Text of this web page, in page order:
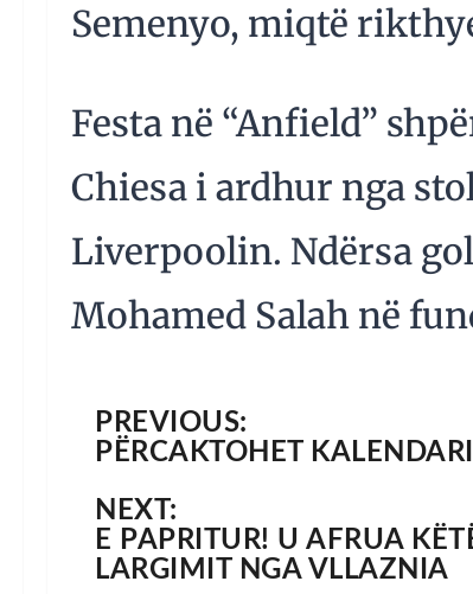
Semenyo, miqtë
Festa në “Anfield”
Chiesa i ardhur nga
Liverpoolin. Ndërsa
Mohamed Salah në
PREVIOUS:
PËRCAKTOHET
NEXT:
E PAPRITUR! U AFRUA
LARGIMIT NGA VLLAZNIA